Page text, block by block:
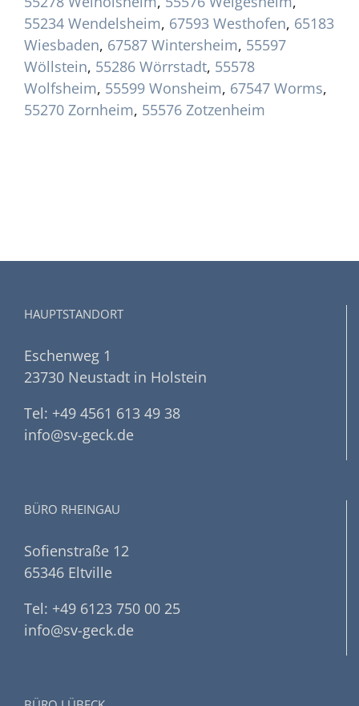
55234 Wendelsheim, 67593 Westhofen, 65183
Wiesbaden, 67587 Wintersheim, 55597
Wöllstein, 55286 Wörrstadt, 55578
Wolfsheim, 55599 Wonsheim, 67547 Worms,
55270 Zornheim, 55576 Zotzenheim
HAUPTSTANDORT
Eschenweg 1
23730 Neustadt in Holstein
Tel: +49 4561 613 49 38
info@sv-geck.de
BÜRO RHEINGAU
Sofienstraße 12
65346 Eltville
Tel: +49 6123 750 00 25
info@sv-geck.de